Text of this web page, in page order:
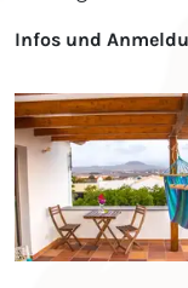
Infos und